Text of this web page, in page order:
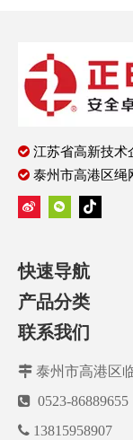
 江苏省高新技术
 泰州市高港区绳
快速导航
产品分类
联系我们
 泰州市高港区
 0523-86889655
 13815958907